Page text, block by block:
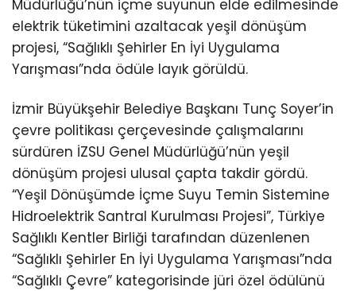
Müdürlüğü’nün içme suyunun elde edilmesinde
elektrik tüketimini azaltacak yeşil dönüşüm
projesi, “Sağlıklı Şehirler En İyi Uygulama
Yarışması”nda ödüle layık görüldü.
İzmir Büyükşehir Belediye Başkanı Tunç Soyer’in
çevre politikası çerçevesinde çalışmalarını
sürdüren İZSU Genel Müdürlüğü’nün yeşil
dönüşüm projesi ulusal çapta takdir gördü.
“Yeşil Dönüşümde İçme Suyu Temin Sistemine
Hidroelektrik Santral Kurulması Projesi”, Türkiye
Sağlıklı Kentler Birliği tarafından düzenlenen
“Sağlıklı Şehirler En İyi Uygulama Yarışması”nda
“Sağlıklı Çevre” kategorisinde jüri özel ödülünü